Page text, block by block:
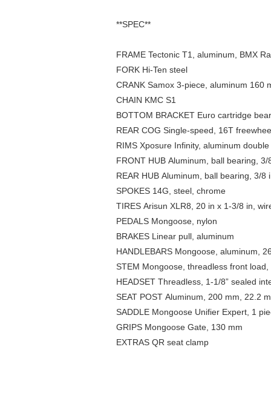
**SPEC**
FRAME Tectonic T1, aluminum, BMX
FORK Hi-Ten steel
CRANK Samox 3-piece, aluminum 160
CHAIN KMC S1
BOTTOM BRACKET Euro cartridge
REAR COG Single-speed, 16T
RIMS Xposure Infinity, aluminum
FRONT HUB Aluminum, ball bearing, 3/
REAR HUB Aluminum, ball bearing, 3/8
SPOKES 14G, steel, chrome
TIRES Arisun XLR8, 20 in x 1-3/8 in,
PEDALS Mongoose, nylon
BRAKES Linear pull, aluminum
HANDLEBARS Mongoose, aluminum,
STEM Mongoose, threadless front load,
HEADSET Threadless, 1-1/8” sealed
SEAT POST Aluminum, 200 mm, 22.2
SADDLE Mongoose Unifier Expert, 1
GRIPS Mongoose Gate, 130 mm
EXTRAS QR seat clamp